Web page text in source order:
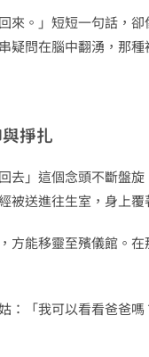
來。」短短一句話，
疑問在腦中翻湧，那
掙扎
去」這個念頭不斷盤
送進往生室，身上
方能移靈至殯儀館。
：「我可以看看爸爸